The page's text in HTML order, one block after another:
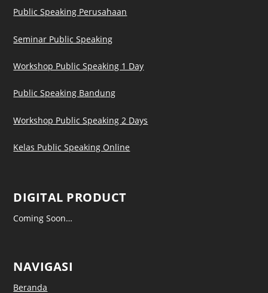
Public Speaking Perusahaan
Seminar Public Speaking
Workshop Public Speaking 1 Day
Public Speaking Bandung
Workshop Public Speaking 2 Days
Kelas Public Speaking Online
DIGITAL PRODUCT
Coming Soon…
NAVIGASI
Beranda